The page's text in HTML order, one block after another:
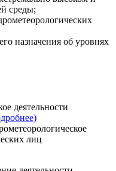
среды;
назначения об уровнях
деятельности
лиц